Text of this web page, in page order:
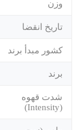
وزن
تاریخ انقضا
کشور مبدأ برند
برند
شدت قهوه
(Intensity)